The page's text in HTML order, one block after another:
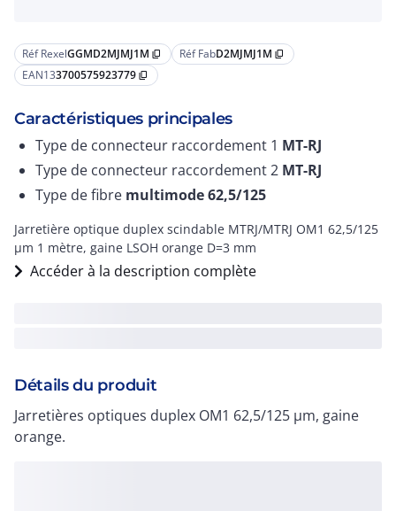
Réf RexelGGMD2MJMJ1M content_copy Réf FabD2MJMJ1M content_copy
EAN133700575923779 content_copy
Caractéristiques principales
Type de connecteur raccordement 1 MT-RJ
Type de connecteur raccordement 2 MT-RJ
Type de fibre multimode 62,5/125
Jarretière optique duplex scindable MTRJ/MTRJ OM1 62,5/125
µm 1 mètre, gaine LSOH orange D=3 mm
Accéder à la description complète
Détails du produit
Jarretières optiques duplex OM1 62,5/125 µm, gaine
orange.